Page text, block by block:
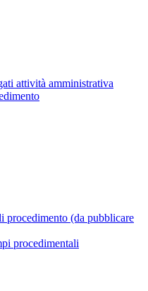
attività amministrativa
procedimento (da pubblicare
procedimentali